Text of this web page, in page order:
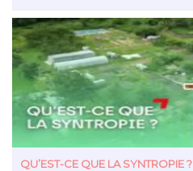
EN SAVOIR PLUS
QU’EST-CE QUE LA SYNTROPIE ?